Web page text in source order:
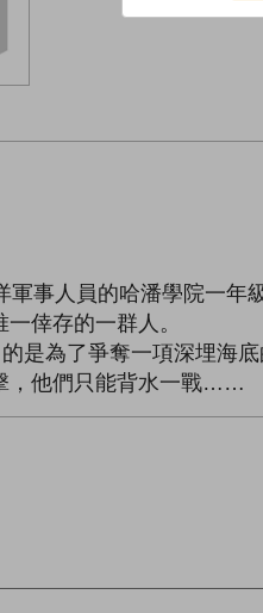
事人員的哈潘學院一
倖存的一群人。
是為了爭奪一項深埋海
，他們只能背水一戰……